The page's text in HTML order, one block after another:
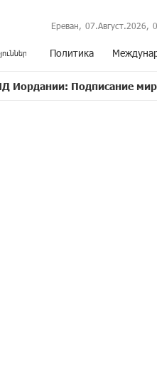
Ереван, 07.Август.2026,
Политика
Подписание мирного